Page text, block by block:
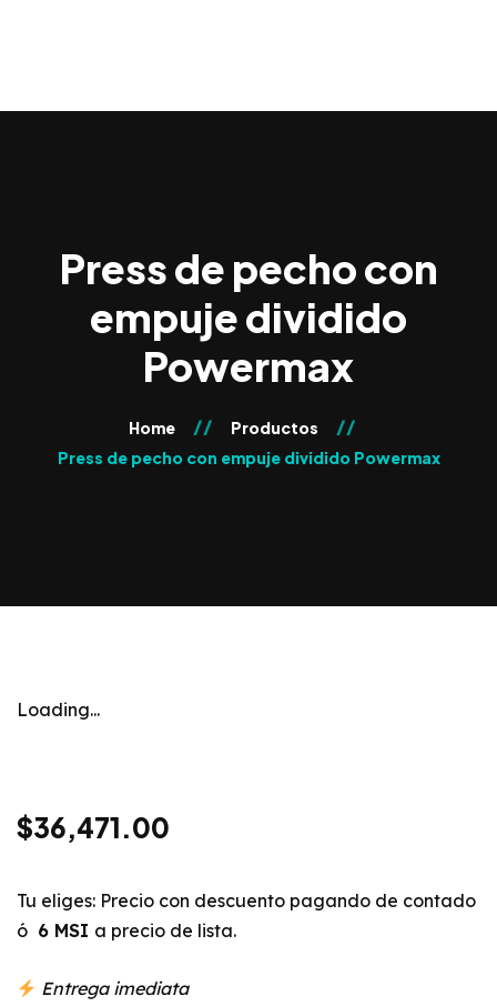
Press de pecho con
empuje dividido
Powermax
Home
Productos
Press de pecho con empuje dividido Powermax
Loading...
$36,471.00
Tu eliges: Precio con descuento pagando de contado
ó 6 MSI a precio de lista.
Entrega imediata